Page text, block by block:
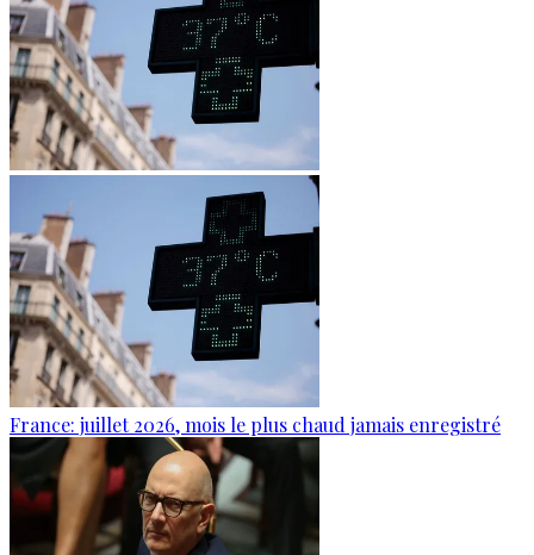
France: juillet 2026, mois le plus chaud jamais enregistré